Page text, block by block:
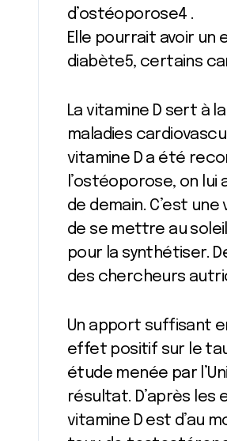
d’ostéoporose4 .
Elle pourrait avoir
diabète5, certains
La vitamine D sert à
maladies
vitamine D a été
l’ostéoporose, on
de demain. C’est
de se mettre au
pour la synthétiser.
des chercheurs
Un apport suffisant
effet positif sur le
étude menée par
résultat. D’après les
vitamine D est d’au